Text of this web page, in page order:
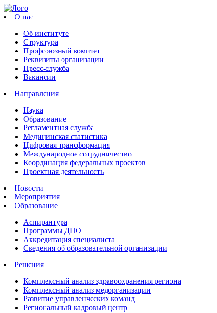
О нас
Об институте
Структура
Профсоюзный комитет
Реквизиты организации
Пресс-служба
Вакансии
Направления
Наука
Образование
Регламентная служба
Медицинская статистика
Цифровая трансформация
Международное сотрудничество
Координация федеральных проектов
Проектная деятельность
Новости
Мероприятия
Образование
Аспирантура
Программы ДПО
Аккредитация специалиста
Сведения об образовательной организации
Решения
Комплексный анализ здравоохранения региона
Комплексный анализ медорганизации
Развитие управленческих команд
Региональный кадровый центр